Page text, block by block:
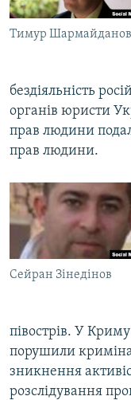
Тимур Шармайданов
бездіяльність
органів юристи
прав людини
прав людини.
Сейран Зінедінов
півострів. У
порушили
зникнення
розслідування